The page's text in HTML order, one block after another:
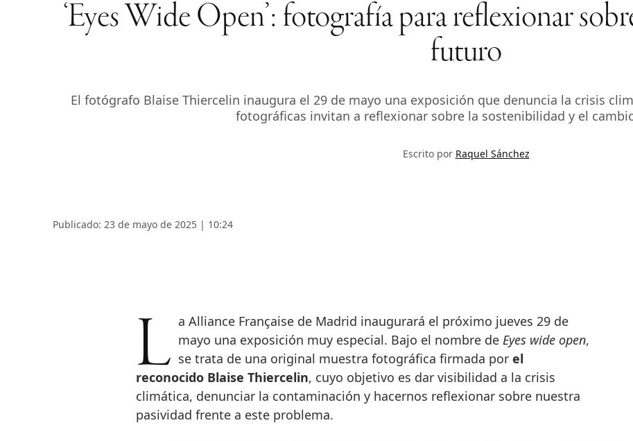
‘Eyes Wide Open’: fotografía para reflexionar
futuro
El fotógrafo Blaise Thiercelin inaugura el 29 de mayo una exposición que denuncia la crisis
fotográficas invitan a reflexionar sobre la sostenibilidad y el
Escrito por Raquel Sánchez
Publicado: 23 de mayo de 2025 | 10:24
La Alliance Française de Madrid inaugurará el próximo jueves 29 de mayo una exposición muy especial. Bajo el nombre de Eyes wide open,
se trata de una original muestra fotográfica firmada por el
reconocido Blaise Thiercelin, cuyo objetivo es dar visibilidad a la crisis
climática, denunciar la contaminación y hacernos reflexionar sobre nuestra
pasividad frente a este problema.